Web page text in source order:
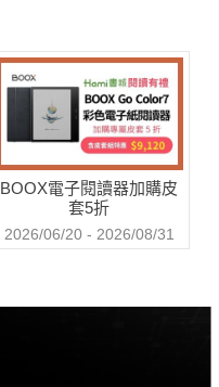
BOOX電子閱讀器加購皮
套5折
2026/06/20 - 2026/08/31